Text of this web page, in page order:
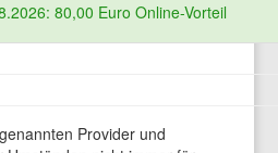
80,00 Euro Online-Vorteil
Provider und